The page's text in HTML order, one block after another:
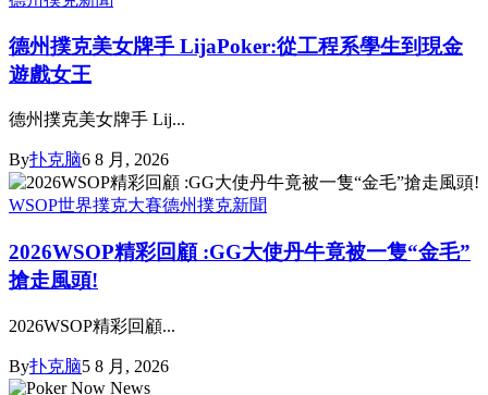
德州撲克美女牌手 LijaPoker:從工程系學生到現金
遊戲女王
德州撲克美女牌手 Lij...
By扑克脑6 8 月, 2026
WSOP世界撲克大賽德州撲克新聞
2026WSOP精彩回顧 :GG大使丹牛竟被一隻“金毛”
搶走風頭!
2026WSOP精彩回顧...
By扑克脑5 8 月, 2026